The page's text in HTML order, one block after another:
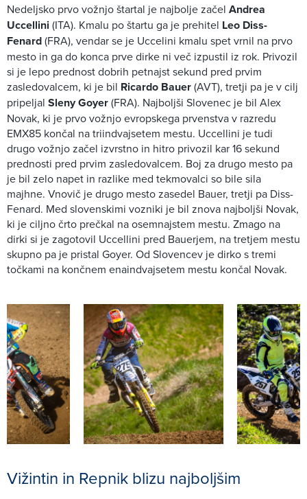
Nedeljsko prvo vožnjo štartal je najbolje začel Andrea
Uccellini (ITA). Kmalu po štartu ga je prehitel Leo Diss-
Fenard(FRA), vendar se je Uccelini kmalu spet vrnil na prvo
mesto in ga do konca prve dirke ni več izpustil iz rok. Privozil
si je lepo prednost dobrih petnajst sekund pred prvim
zasledovalcem, ki je bil Ricardo Bauer(AVT), tretji pa je v cilj
pripeljal Sleny Goyer(FRA). Najboljši Slovenec je bil Alex
Novak, ki je prvo vožnjo evropskega prvenstva v razredu
EMX85 končal na triindvajsetem mestu. Uccellini je tudi
drugo vožnjo začel izvrstno in hitro privozil kar 16 sekund
prednosti pred prvim zasledovalcem. Boj za drugo mesto pa
je bil zelo napet in razlike med tekmovalci so bile sila
majhne. Vnovič je drugo mesto zasedel Bauer, tretji pa Diss-
Fenard. Med slovenskimi vozniki je bil znova najboljši Novak,
ki je ciljno črto prečkal na osemnajstem mestu. Zmago na
dirki si je zagotovil Uccellini pred Bauerjem, na tretjem mestu
skupno pa je pristal Goyer. Od Slovencev je dirko s tremi
točkami na končnem enaindvajsetem mestu končal Novak.
Vižintin in Repnik blizu najboljšim